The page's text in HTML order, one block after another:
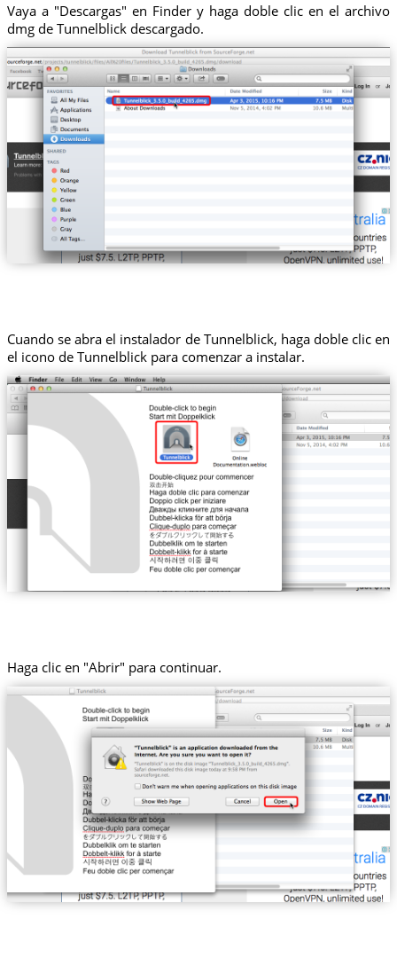
Vaya a "Descargas" en Finder y haga doble clic en el archivo
dmg de Tunnelblick descargado.
Cuando se abra el instalador de Tunnelblick, haga doble clic en
el icono de Tunnelblick para comenzar a instalar.
Haga clic en "Abrir" para continuar.